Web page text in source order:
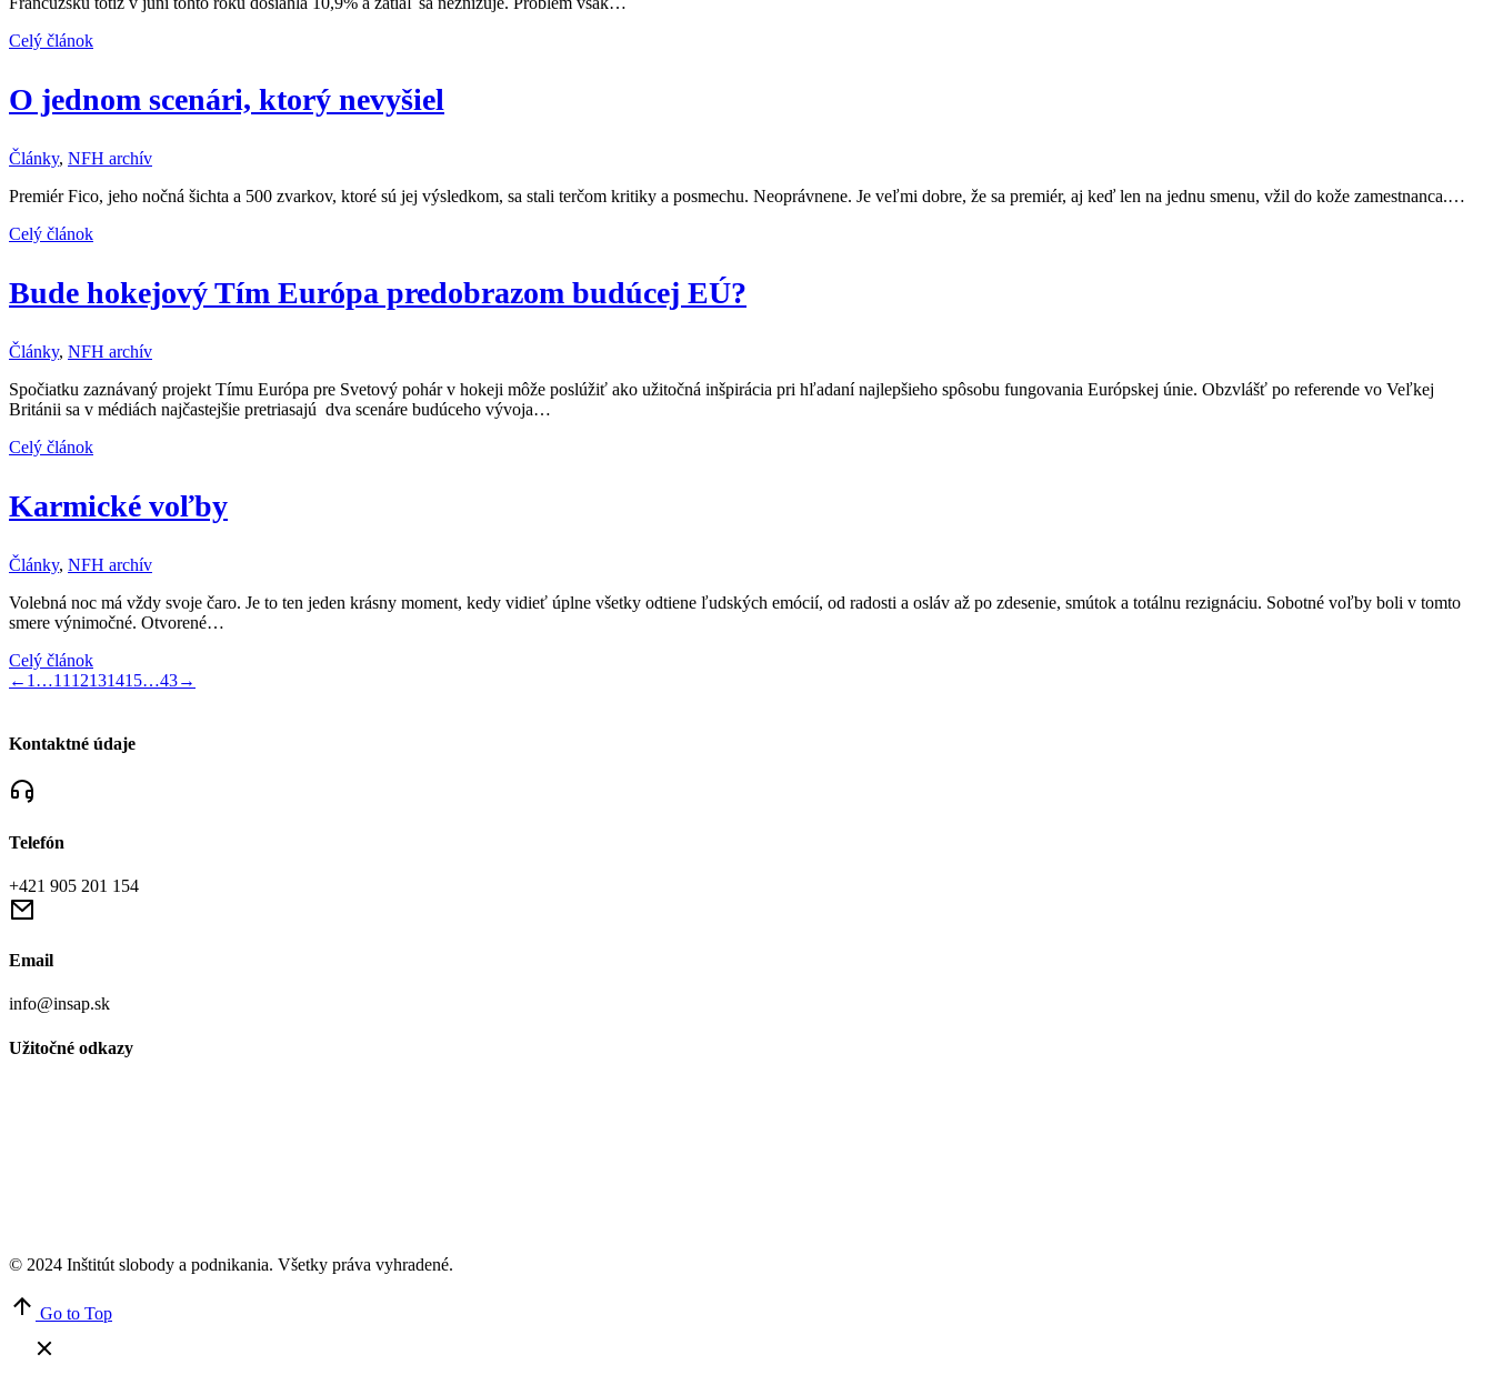
Celý článok
O jednom scenári, ktorý nevyšiel
Články, NFH archív
Premiér Fico, jeho nočná šichta a 500 zvarkov, ktoré sú jej výsledkom, sa stali terčom kritiky a posmechu. Neoprávnene. Je veľmi dobre, že sa premiér, aj keď len na jednu smenu, vžil do kože zamestnanca.…
Celý článok
Bude hokejový Tím Európa predobrazom budúcej EÚ?
Články, NFH archív
Spočiatku zaznávaný projekt Tímu Európa pre Svetový pohár v hokeji môže poslúžiť ako užitočná inšpirácia pri hľadaní najlepšieho spôsobu fungovania Európskej únie. Obzvlášť po referende vo Veľkej
Británii sa v médiách najčastejšie pretriasajú dva scenáre budúceho vývoja…
Celý článok
Karmické voľby
Články, NFH archív
Volebná noc má vždy svoje čaro. Je to ten jeden krásny moment, kedy vidieť úplne všetky odtiene ľudských emócií, od radosti a osláv až po zdesenie, smútok a totálnu rezignáciu. Sobotné voľby boli v tomto
smere výnimočné. Otvorené…
Celý článok
← 1 …11 12131415…43→
Kontaktné údaje
Telefón
+421 905 201 154
Email
info@insap.sk
Užitočné odkazy
© 2024 Inštitút slobody a podnikania. Všetky práva vyhradené.
Go to Top